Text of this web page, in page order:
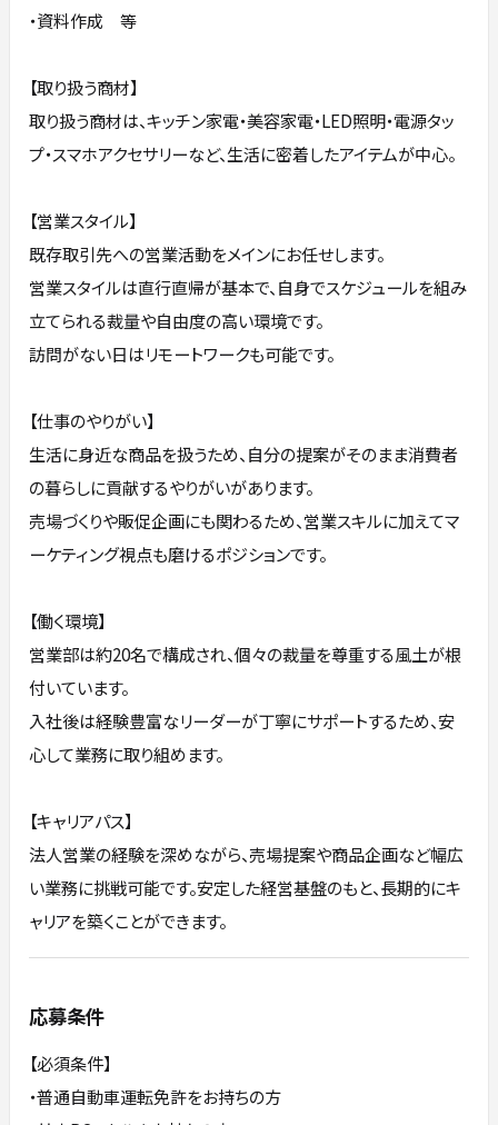
・資料作成 等
【取り扱う商材】
取り扱う商材は、キッチン家電・美容家電・LED照明・電源タッ
プ・スマホアクセサリーなど、生活に密着したアイテムが中心。
【営業スタイル】
既存取引先への営業活動をメインにお任せします。
営業スタイルは直行直帰が基本で、自身でスケジュールを組み
立てられる裁量や自由度の高い環境です。
訪問がない日はリモートワークも可能です。
【仕事のやりがい】
生活に身近な商品を扱うため、自分の提案がそのまま消費者
の暮らしに貢献するやりがいがあります。
売場づくりや販促企画にも関わるため、営業スキルに加えてマ
ーケティング視点も磨けるポジションです。
【働く環境】
営業部は約20名で構成され、個々の裁量を尊重する風土が根
付いています。
入社後は経験豊富なリーダーが丁寧にサポートするため、安
心して業務に取り組めます。
【キャリアパス】
法人営業の経験を深めながら、売場提案や商品企画など幅広
い業務に挑戦可能です。安定した経営基盤のもと、長期的にキ
ャリアを築くことができます。
応募条件
【必須条件】
・普通自動車運転免許をお持ちの方